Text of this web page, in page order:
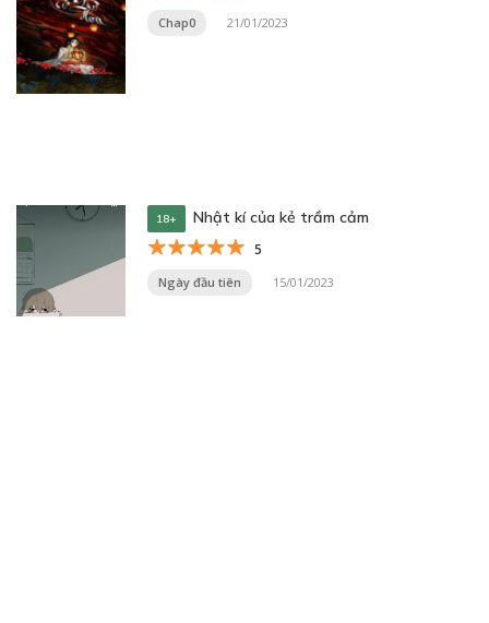
Chap0 21/01/2023
18+ Nhật kí của kẻ trầm cảm
5
Ngày đầu tiên 15/01/2023